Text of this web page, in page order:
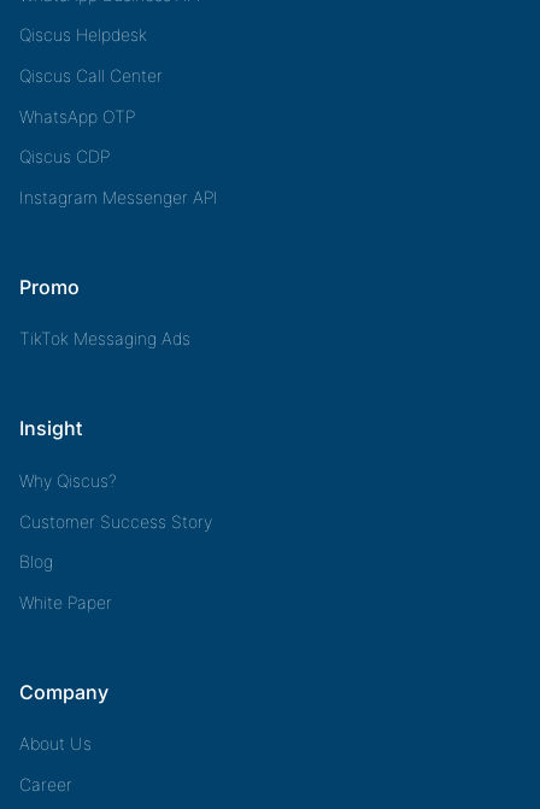
Qiscus Helpdesk
Qiscus Call Center
WhatsApp OTP
Qiscus CDP
Instagram Messenger API
Promo
TikTok Messaging Ads
Insight
Why Qiscus?
Customer Success Story
Blog
White Paper
Company
About Us
Career